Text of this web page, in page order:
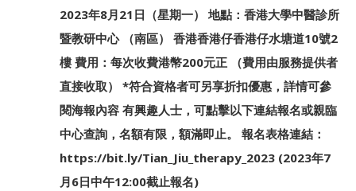
2023年8月21日（星期一） 地點：香港大學中醫診所
暨教研中心 （南區） ⾹港香港仔⾹港仔⽔塘道10號2
樓 費用：每次收費港幣200元正 （費用由服務提供者
直接收取） *符合資格者可另享折扣優惠，詳情可參
閱海報內容 有興趣人士，可點擊以下連結報名或親臨
中心查詢，名額有限，額滿即止。 報名表格連結：
https://bit.ly/Tian_Jiu_therapy_2023 (2023年7
月6日中午12:00截止報名)